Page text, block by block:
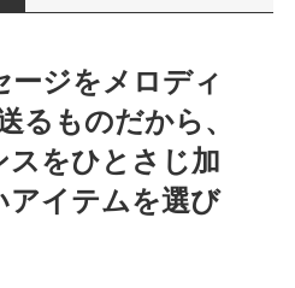
ージをメロディ
るものだから、
スをひとさじ加
アイテムを選び